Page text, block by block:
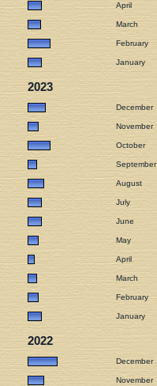
April
March
February
January
2023
December
November
October
September
August
July
June
May
April
March
February
January
2022
December
November